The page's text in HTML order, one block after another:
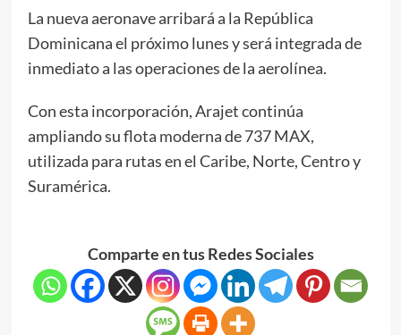
La nueva aeronave arribará a la República
Dominicana el próximo lunes y será integrada de
inmediato a las operaciones de la aerolínea.
Con esta incorporación, Arajet continúa
ampliando su flota moderna de 737 MAX,
utilizada para rutas en el Caribe, Norte, Centro y
Suramérica.
Comparte en tus Redes Sociales